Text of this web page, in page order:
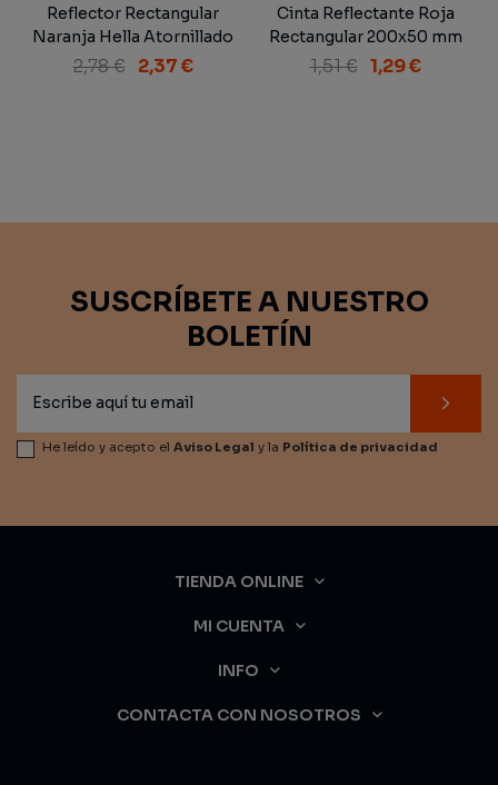
Reflector Rectangular
Naranja Hella Atornillado
94x44 mm
2,78 € 2,37 €
Cinta Reflectante Roja
Rectangular 200x50 mm
Autoadhesiva
1,51 € 1,29 €
SUSCRÍBETE A NUESTRO
BOLETÍN
He leído y acepto el Aviso Legal y la Política de privacidad
TIENDA ONLINE
MI CUENTA
INFO
CONTACTA CON NOSOTROS